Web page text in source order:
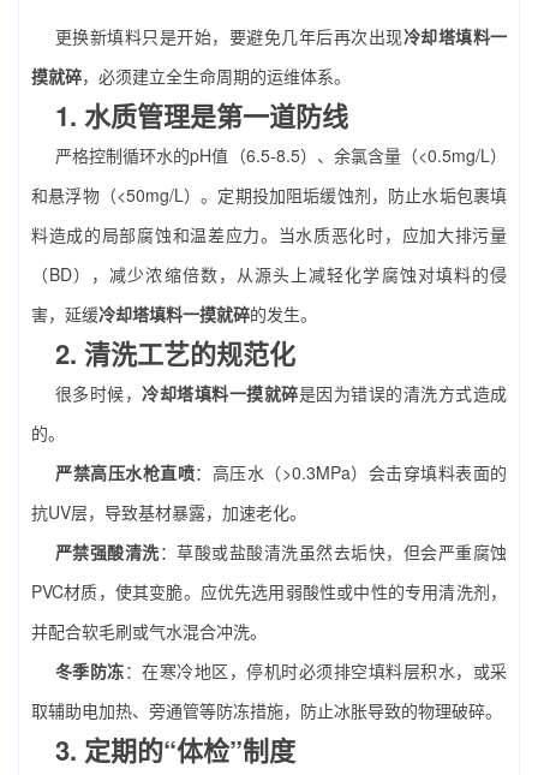
更换新填料只是开始，要避免几年后再次出现冷却塔填料一
摸就碎，必须建立全生命周期的运维体系。
1. 水质管理是第一道防线
严格控制循环水的pH值（6.5-8.5）、余氯含量（<0.5mg/L）
和悬浮物（<50mg/L）。定期投加阻垢缓蚀剂，防止水垢包裹填
料造成的局部腐蚀和温差应力。当水质恶化时，应加大排污量
（BD），减少浓缩倍数，从源头上减轻化学腐蚀对填料的侵
害，延缓冷却塔填料一摸就碎的发生。
2. 清洗工艺的规范化
很多时候，冷却塔填料一摸就碎是因为错误的清洗方式造成
的。
严禁高压水枪直喷：高压水（>0.3MPa）会击穿填料表面的
抗UV层，导致基材暴露，加速老化。
严禁强酸清洗：草酸或盐酸清洗虽然去垢快，但会严重腐蚀
PVC材质，使其变脆。应优先选用弱酸性或中性的专用清洗剂，
并配合软毛刷或气水混合冲洗。
冬季防冻：在寒冷地区，停机时必须排空填料层积水，或采
取辅助电加热、旁通管等防冻措施，防止冰胀导致的物理破碎。
3. 定期的“体检”制度